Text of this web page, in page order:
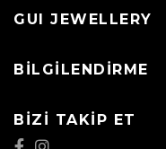
GUI JEWELLERY
BILGILENDIRME
BIZI TAKIP ET